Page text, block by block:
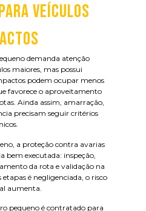
VEÍCULOS
demanda atenção
maiores, mas possui
podem ocupar menos
favorece o aproveitamento
Ainda assim, amarração,
precisam seguir critérios
a proteção contra avarias
bem executada: inspeção,
da rota e validação na
é negligenciada, o risco
aumenta.
pequeno é contratado para